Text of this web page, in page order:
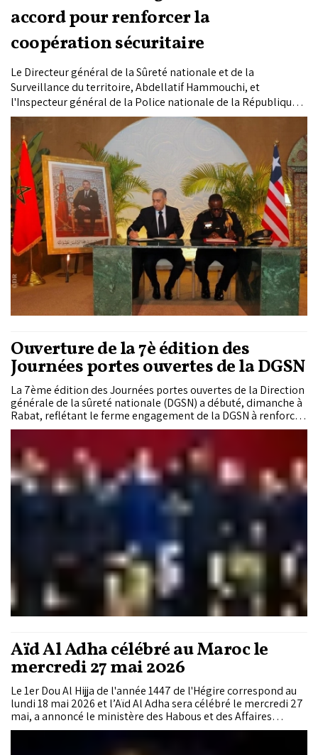
accord pour renforcer la
coopération sécuritaire
Le Directeur général de la Sûreté nationale et de la
Surveillance du territoire, Abdellatif Hammouchi, et
l'Inspecteur général de la Police nationale de la République
du Liberia, Gregory Coleman, ont signé, lundi à Rabat, un
mémorandum d'entente (MoU) portant sur le renforcement
de la coopération sécuritaire.
Ouverture de la 7è édition des
Journées portes ouvertes de la DGSN
La 7ème édition des Journées portes ouvertes de la Direction
générale de la sûreté nationale (DGSN) a débuté, dimanche à
Rabat, reflétant le ferme engagement de la DGSN à renforcer
les liens de proximité avec les citoyens.
Aïd Al Adha célébré au Maroc le
mercredi 27 mai 2026
Le 1er Dou Al Hijja de l'année 1447 de l'Hégire correspond au
lundi 18 mai 2026 et l’Aïd Al Adha sera célébré le mercredi 27
mai, a annoncé le ministère des Habous et des Affaires
islamiques.